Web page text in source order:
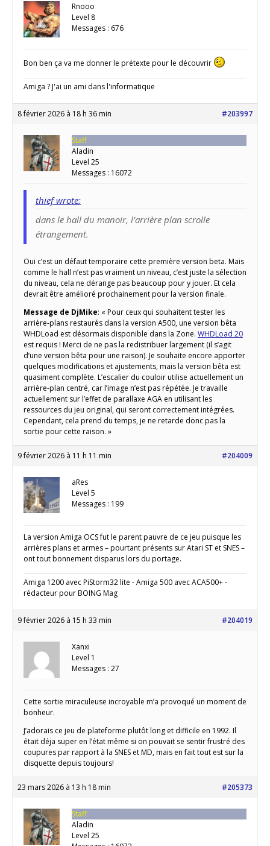
Rnooo
Level 8
Messages : 676
Bon ben ça va me donner le prétexte pour le découvrir
Amiga ? J'ai un ami dans l'informatique
8 février 2026 à 18 h 36 min #203997
Staff
Aladin
Level 25
Messages : 16072
thief wrote:
dans le hall du manoir, l’arrière plan scrolle
étrangement.
Oui c’est un défaut temporaire cette première version beta. Mais
comme le hall n’est pas vraiment un niveau, c’est juste la sélection
du niveau, cela ne dérange pas beaucoup pour y jouer. Et cela
devrait être amélioré prochainement pour la version finale.
Message de DjMike: « Pour ceux qui souhaitent tester les
arrière-plans restaurés dans la version A500, une version bêta
WHDLoad est désormais disponible dans la Zone. WHDLoad 20
est requis ! Merci de ne pas la redistribuer largement (il s’agit
d’une version bêta pour une raison). Je souhaite encore apporter
quelques modifications et ajustements, mais la version bêta est
quasiment complète. L’escalier du couloir utilise actuellement un
arrière-plan centré, car l’image n’est pas répétée. Je travaille
actuellement sur l’effet de parallaxe AGA en utilisant les
ressources du jeu original, qui seront correctement intégrées.
Cependant, cela prend du temps, je ne retarde donc pas la
sortie pour cette raison. »
9 février 2026 à 11 h 11 min #204009
aRes
Level 5
Messages : 199
La version Amiga OCS fut le parent pauvre de ce jeu puisque les
arrières plans et armes – pourtant présents sur Atari ST et SNES –
ont tout bonnement disparus lors du portage.
Amiga 1200 avec PiStorm32 lite - Amiga 500 avec ACA500+ -
rédacteur pour BOING Mag
9 février 2026 à 15 h 33 min #204019
Xanxi
Level 1
Messages : 27
Cette sortie miraculeuse incroyable m’a provoqué un moment de
bonheur.
J’adorais ce jeu de plateforme plutôt long et difficile en 1992. Il
était déja super en l’état même si on pouvait se sentir frustré des
coupures par rapport à la SNES et MD, mais en fait tout est sur la
disquette depuis toujours!
23 mars 2026 à 13 h 18 min #205373
Staff
Aladin
Level 25